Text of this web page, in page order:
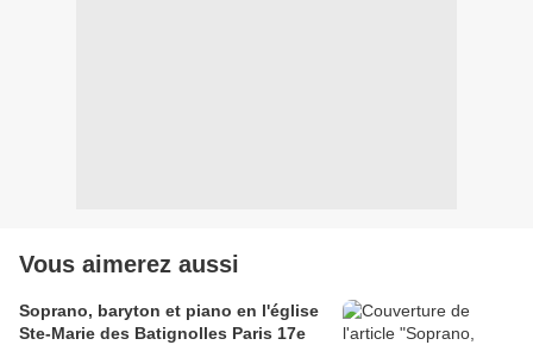
Vous aimerez aussi
Soprano, baryton et piano en l'église
Ste-Marie des Batignolles Paris 17e